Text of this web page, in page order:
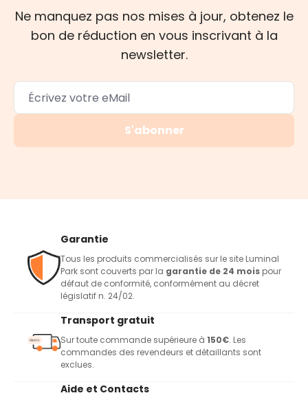
Ne manquez pas nos mises à jour, obtenez le
bon de réduction en vous inscrivant à la
newsletter.
S'abonner
Garantie
Tous les produits commercialisés sur le site Luminal
Park sont couverts par la garantie de 24 mois pour
défaut de conformité, conformément au décret
législatif n. 24/02.
Transport gratuit
Sur toute commande supérieure à 150€. Les
commandes des revendeurs et détaillants sont
exclues.
Aide et Contacts